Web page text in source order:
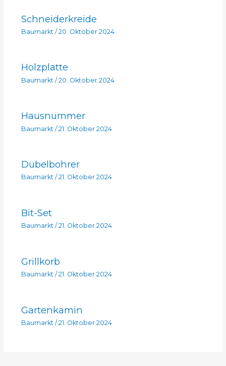
Schneiderkreide
Baumarkt/ 20. Oktober 2024
Holzplatte
Baumarkt / 20. Oktober 2024
Hausnummer
Baumarkt /21. Oktober 2024
Dübelbohrer
Baumarkt/ 21. Oktober 2024
Bit-Set
Baumarkt/ 21. Oktober 2024
Grillkorb
Baumarkt/ 21. Oktober 2024
Gartenkamin
Baumarkt / 21. Oktober 2024